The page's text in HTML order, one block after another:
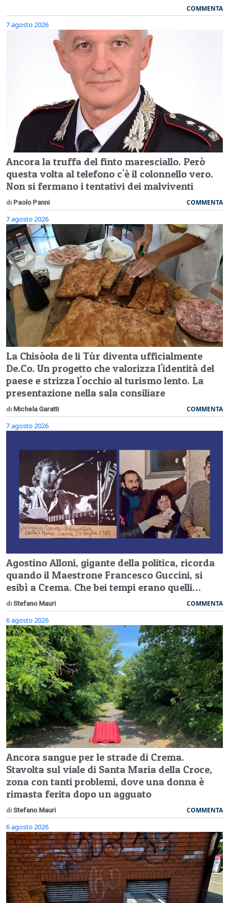
COMMENTA
7 agosto 2026
Ancora la truffa del finto maresciallo. Però
questa volta al telefono c'è il colonnello vero.
Non si fermano i tentativi dei malviventi
di Paolo Panni COMMENTA
7 agosto 2026
La Chisòola de li Tùr diventa ufficialmente
De.Co. Un progetto che valorizza l'identità del
paese e strizza l'occhio al turismo lento. La
presentazione nella sala consiliare
di Michela Garatti COMMENTA
7 agosto 2026
Agostino Alloni, gigante della politica, ricorda
quando il Maestrone Francesco Guccini, si
esibì a Crema. Che bei tempi erano quelli…
di Stefano Mauri COMMENTA
6 agosto 2026
Ancora sangue per le strade di Crema.
Stavolta sul viale di Santa Maria della Croce,
zona con tanti problemi, dove una donna è
rimasta ferita dopo un agguato
di Stefano Mauri COMMENTA
6 agosto 2026